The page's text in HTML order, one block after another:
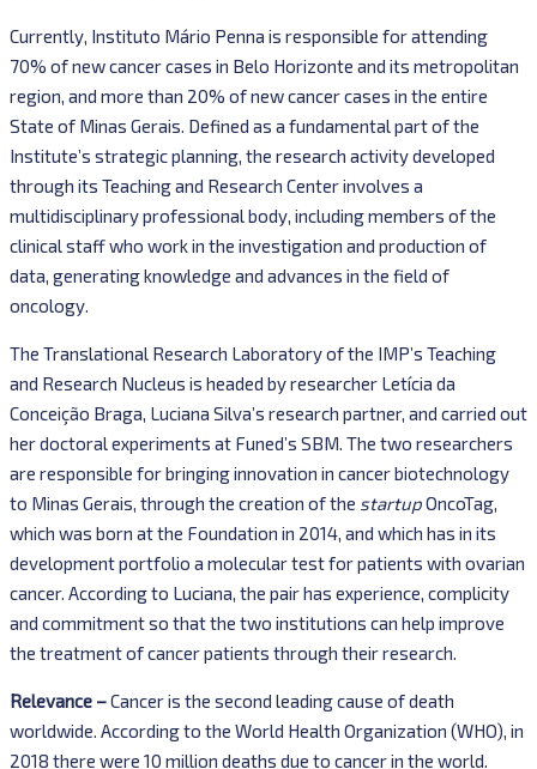
Currently, Instituto Mário Penna is responsible for attending
70% of new cancer cases in Belo Horizonte and its metropolitan
region, and more than 20% of new cancer cases in the entire
State of Minas Gerais. Defined as a fundamental part of the
Institute’s strategic planning, the research activity developed
through its Teaching and Research Center involves a
multidisciplinary professional body, including members of the
clinical staff who work in the investigation and production of
data, generating knowledge and advances in the field of
oncology.
The Translational Research Laboratory of the IMP’s Teaching
and Research Nucleus is headed by researcher Letícia da
Conceição Braga, Luciana Silva’s research partner, and carried out
her doctoral experiments at Funed’s SBM. The two researchers
are responsible for bringing innovation in cancer biotechnology
to Minas Gerais, through the creation of the startupOncoTag,
which was born at the Foundation in 2014, and which has in its
development portfolio a molecular test for patients with ovarian
cancer. According to Luciana, the pair has experience, complicity
and commitment so that the two institutions can help improve
the treatment of cancer patients through their research.
Relevance –Cancer is the second leading cause of death
worldwide. According to the World Health Organization (WHO), in
2018 there were 10 million deaths due to cancer in the world.